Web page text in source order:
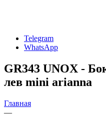
Telegram
WhatsApp
GR343 UNOX -
лев mini arianna
Главная
—